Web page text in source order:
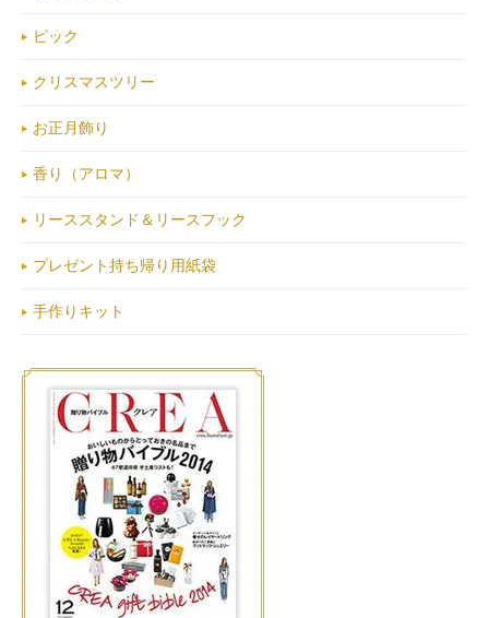
ピック
クリスマスツリー
お正月飾り
香り（アロマ）
リーススタンド＆リースフック
プレゼント持ち帰り用紙袋
手作りキット